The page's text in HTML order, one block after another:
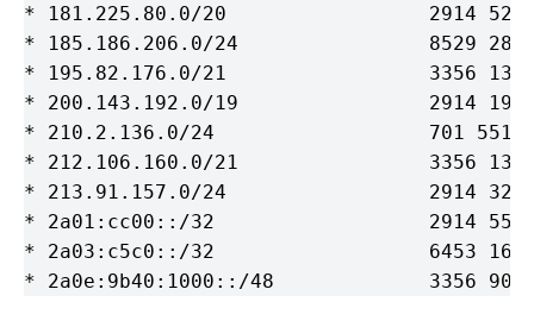
* 181.225.80.0/20                 2914 52320
* 185.186.206.0/24                8529
* 195.82.176.0/21                 3356 13293
* 200.143.192.0/19                2914
* 210.2.136.0/24                  701 5511
* 212.106.160.0/21                3356 13293
* 213.91.157.0/24                 2914 3223
* 2a01:cc00::/32                  2914 5511
* 2a03:c5c0::/32                  6453 1680